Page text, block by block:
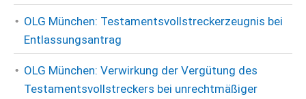
OLG München: Testamentsvollstreckerzeugnis bei
Entlassungsantrag
OLG München: Verwirkung der Vergütung des
Testamentsvollstreckers bei unrechtmäßiger